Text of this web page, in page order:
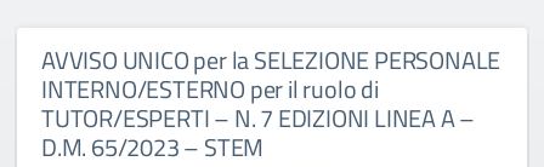
AVVISO UNICO per la SELEZIONE PERSONALE
INTERNO/ESTERNO per il ruolo di
TUTOR/ESPERTI – N. 7 EDIZIONI LINEA A –
D.M. 65/2023 – STEM